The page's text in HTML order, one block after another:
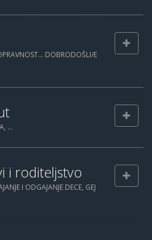
DOBRODOŠLI/E
...
i roditeljstvo
I ODGAJANJE DECE, GEJ